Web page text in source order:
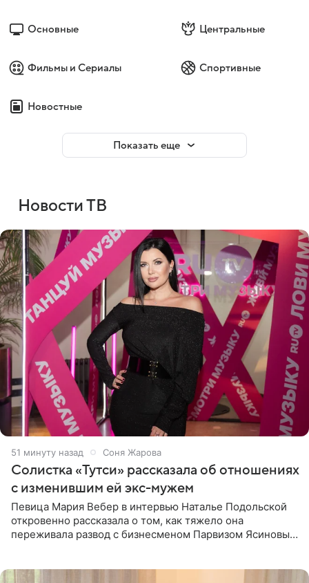
Основные Центральные
Фильмы и Сериалы Спортивные
Новостные
Показать еще
Новости ТВ
51 минуту назад Соня Жарова
Солистка «Тутси» рассказала об отношениях
с изменившим ей экс-мужем
Певица Мария Вебер в интервью Наталье Подольской
откровенно рассказала о том, как тяжело она
переживала развод с бизнесменом Парвизом Ясиновым.